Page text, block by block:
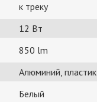
к треку
12 Bт
850 lm
Алюминий, пластик
Белый